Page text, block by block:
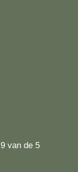
van de 5